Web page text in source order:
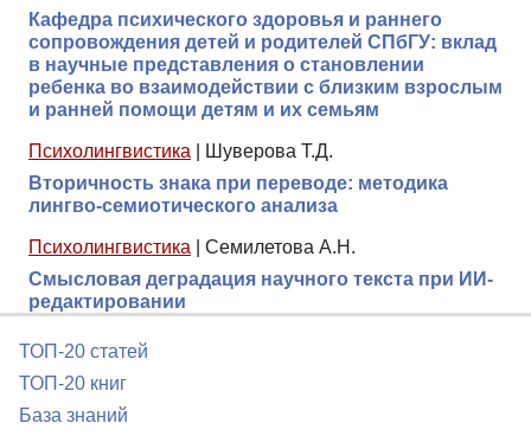
Кафедра психического здоровья и раннего
сопровождения детей и родителей СПбГУ: вклад
в научные представления о становлении
ребенка во взаимодействии с близким взрослым
и ранней помощи детям и их семьям
Психолингвистика
Шуверова Т.Д.
Вторичность знака при переводе: методика
лингво-семиотического анализа
Психолингвистика
Семилетова А.Н.
Смысловая деградация научного текста при ИИ-
редактировании
ТОП-20 статей
ТОП-20 книг
База знаний